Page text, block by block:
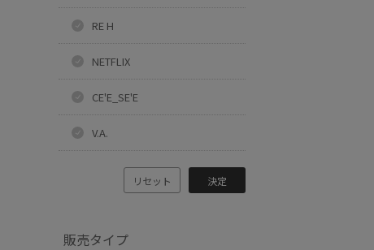
RE H
NETFLIX
CE'E_SE'E
V.A.
リセット 決定
販売タイプ